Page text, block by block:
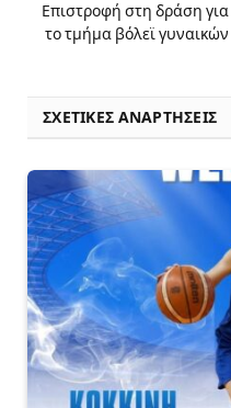
Επιστροφή στη δράση για
το τμήμα βόλεϊ γυναικών
ΣΧΕΤΙΚΈΣ ΑΝΑΡΤΉΣΕΙΣ